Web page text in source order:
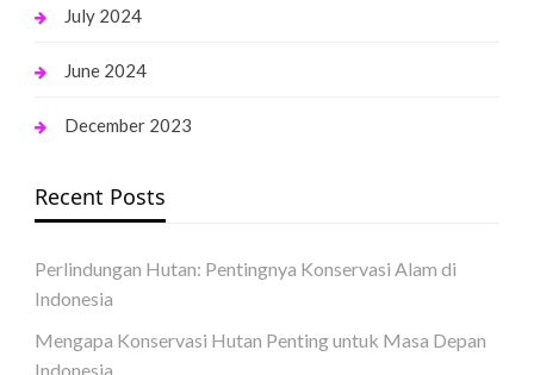
July 2024
June 2024
December 2023
Recent Posts
Perlindungan Hutan: Pentingnya Konservasi Alam di
Indonesia
Mengapa Konservasi Hutan Penting untuk Masa Depan
Indonesia